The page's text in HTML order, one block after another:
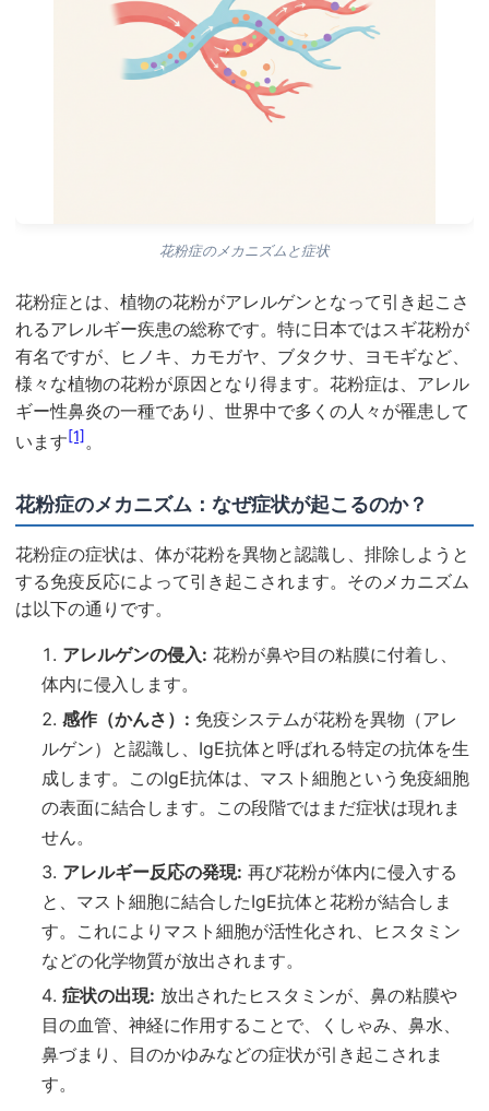
花粉症のメカニズムと症状
花粉症とは、植物の花粉がアレルゲンとなって引き起こさ
れるアレルギー疾患の総称です。特に日本ではスギ花粉が
有名ですが、ヒノキ、カモガヤ、ブタクサ、ヨモギなど、
様々な植物の花粉が原因となり得ます。花粉症は、アレル
ギー性鼻炎の一種であり、世界中で多くの人々が罹患して
います[1] 。
花粉症のメカニズム：なぜ症状が起こるのか？
花粉症の症状は、体が花粉を異物と認識し、排除しようと
する免疫反応によって引き起こされます。そのメカニズム
は以下の通りです。
アレルゲンの侵入: 花粉が鼻や目の粘膜に付着し、
体内に侵入します。
感作（かんさ）: 免疫システムが花粉を異物（アレ
ルゲン）と認識し、IgE抗体と呼ばれる特定の抗体を生
成します。このIgE抗体は、マスト細胞という免疫細胞
の表面に結合します。この段階ではまだ症状は現れま
せん。
アレルギー反応の発現: 再び花粉が体内に侵入する
と、マスト細胞に結合したIgE抗体と花粉が結合しま
す。これによりマスト細胞が活性化され、ヒスタミン
などの化学物質が放出されます。
症状の出現: 放出されたヒスタミンが、鼻の粘膜や
目の血管、神経に作用することで、くしゃみ、鼻水、
鼻づまり、目のかゆみなどの症状が引き起こされま
す。